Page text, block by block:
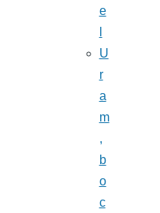
e
U
r
a
m
,
b
o
c